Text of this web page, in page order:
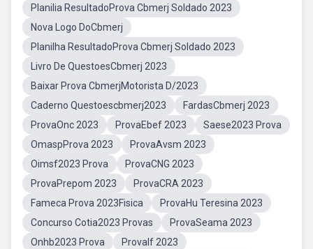
Planilia ResultadoProva Cbmerj Soldado 2023
Nova Logo DoCbmerj
Planilha ResultadoProva Cbmerj Soldado 2023
Livro De QuestoesCbmerj 2023
Baixar Prova CbmerjMotorista D/2023
Caderno Questoescbmerj2023
FardasCbmerj 2023
ProvaOnc 2023
ProvaEbef 2023
Saese2023 Prova
OmaspProva 2023
ProvaAvsm 2023
Oimsf2023 Prova
ProvaCNG 2023
ProvaPrepom 2023
ProvaCRA 2023
Fameca Prova 2023Fisica
ProvaHu Teresina 2023
Concurso Cotia2023 Provas
ProvaSeama 2023
Onhb2023 Prova
ProvaIf 2023